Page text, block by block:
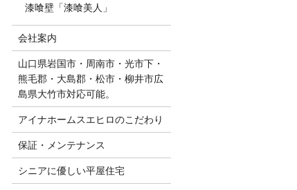
漆喰壁「漆喰美人」
会社案内
山口県岩国市・周南市・光市下・
熊毛郡・大島郡・松市・柳井市広
島県大竹市対応可能。
アイナホームスエヒロのこだわり
保証・メンテナンス
シニアに優しい平屋住宅